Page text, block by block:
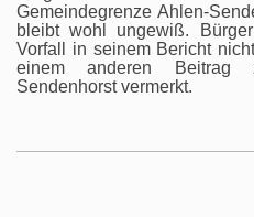
Gemeindegrenze Ahlen-
bleibt wohl ungewiß.
Vorfall in seinem Bericht
einem anderen Beitrag
Sendenhorst vermerkt.